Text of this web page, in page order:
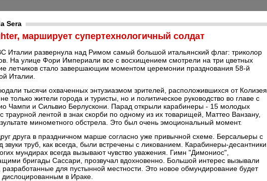
Sera
марширует супертехнологичный солдат
Италии развернула над Римом самый большой итальянский флаг: триколор
На улице Фори Империали все с восхищением смотрели на три цветных
летчиков стало завершающим моментом церемонии празднования 58-й
Италии.
тысячи охваченных энтузиазмом зрителей, расположившихся от Колизея
только жители города и туристы, но и политическое руководство во главе с
Чампи и Сильвио Берлускони. Парад открыли карабинеры - 15 молодых
лентой в знак скорби по одному из их товарищей, Маттео Ванзану,
минометного обстрела. Это был очень эмоциональный момент.
друга в праздничном марше согласно уже привычной схеме. Берсальеры с
труб, как всегда, были встречены с ликованием. Карабинеры-десантники
мундирах всегда вызывают чувство уважения. Гимн "Димониос",
бригады Сассари, прозвучал вдохновенно. Большой интерес вызывали
для пустынной местности. Это новое обмундирование будет
дислоцированным в Ираке.